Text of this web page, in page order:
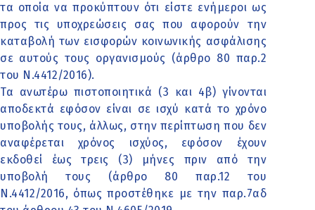
τα οποία να προκύπτουν ότι είστε ενήμεροι ως
προς τις υποχρεώσεις σας που αφορούν την
καταβολή των εισφορών κοινωνικής ασφάλισης
σε αυτούς τους οργανισμούς (άρθρο 80 παρ.2
του Ν.4412/2016).
Τα ανωτέρω πιστοποιητικά (3 και 4β) γίνονται
αποδεκτά εφόσον είναι σε ισχύ κατά το χρόνο
υποβολής τους, άλλως, στην περίπτωση που δεν
αναφέρεται χρόνος ισχύος, εφόσον έχουν
εκδοθεί έως τρεις (3) μήνες πριν από την
υποβολή τους (άρθρο 80 παρ.12 του
Ν.4412/2016, όπως προστέθηκε με την παρ.7αδ